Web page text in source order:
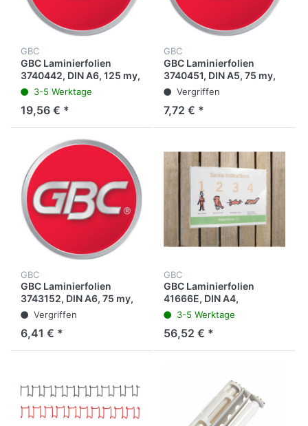
GBC
GBC Laminierfolien
3740442, DIN A6, 125 my,
glänzend, 100 Stück
3-5 Werktage
19,56 € *
GBC
GBC Laminierfolien
3740451, DIN A5, 75 my,
glänzend, 100 Stück
Vergriffen
7,72 € *
GBC
GBC Laminierfolien
3743152, DIN A6, 75 my,
glänzend, 100 Stück
Vergriffen
6,41 € *
GBC
GBC Laminierfolien
41666E, DIN A4,
selbstklebend, 100 my,
glänzend, 100 Stück
3-5 Werktage
56,52 € *